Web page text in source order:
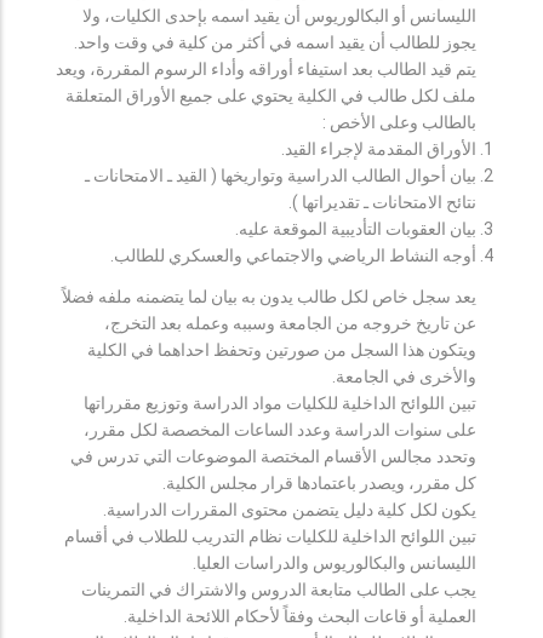
الليسانس أو البكالوريوس أن يقيد اسمه بإحدى الكليات، ولا
يجوز للطالب أن يقيد اسمه في أكثر من كلية في وقت واحد.
يتم قيد الطالب بعد استيفاء أوراقه وأداء الرسوم المقررة، ويعد
ملف لكل طالب في الكلية يحتوي على جميع الأوراق المتعلقة
بالطالب وعلى الأخص :
الأوراق المقدمة لإجراء القيد.
بيان أحوال الطالب الدراسية وتواريخها ( القيد ـ الامتحانات ـ
نتائح الامتحانات ـ تقديراتها ).
بيان العقوبات التأديبية الموقعة عليه.
أوجه النشاط الرياضي والاجتماعي والعسكري للطالب.
يعد سجل خاص لكل طالب يدون به بيان لما يتضمنه ملفه فضلاً
عن تاريخ خروجه من الجامعة وسببه وعمله بعد التخرج،
ويتكون هذا السجل من صورتين وتحفظ احداهما في الكلية
والأخرى في الجامعة.
تبين اللوائح الداخلية للكليات مواد الدراسة وتوزيع مقرراتها
على سنوات الدراسة وعدد الساعات المخصصة لكل مقرر،
وتحدد مجالس الأقسام المختصة الموضوعات التي تدرس في
كل مقرر، ويصدر باعتمادها قرار مجلس الكلية.
يكون لكل كلية دليل يتضمن محتوى المقررات الدراسية.
تبين اللوائح الداخلية للكليات نظام التدريب للطلاب في أقسام
الليسانس والبكالوريوس والدراسات العليا.
يجب على الطالب متابعة الدروس والاشتراك في التمرينات
العملية أو قاعات البحث وفقاً لأحكام اللائحة الداخلية.